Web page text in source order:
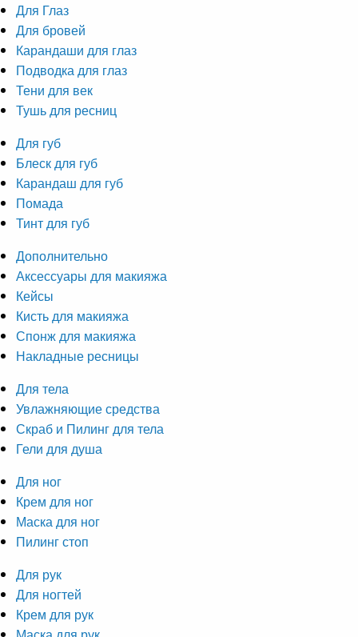
Для Глаз
Для бровей
Карандаши для глаз
Подводка для глаз
Тени для век
Тушь для ресниц
Для губ
Блеск для губ
Карандаш для губ
Помада
Тинт для губ
Дополнительно
Аксессуары для макияжа
Кейсы
Кисть для макияжа
Спонж для макияжа
Накладные ресницы
Для тела
Увлажняющие средства
Скраб и Пилинг для тела
Гели для душа
Для ног
Крем для ног
Маска для ног
Пилинг стоп
Для рук
Для ногтей
Крем для рук